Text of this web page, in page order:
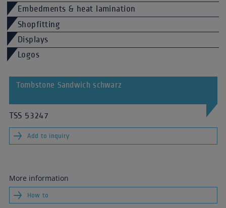
Embedments & heat lamination
Shopfitting
Displays
Logos
Tombstone Sandwich schwarz
TSS 53247
Add to inquiry
More information
How to